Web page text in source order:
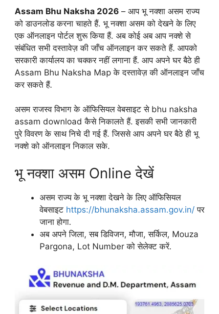
Assam Bhu Naksha 2026 – आप भू नक्शा असम राज्य
को डाउनलोड करना चाहते हैं. भू नक्शा असम को देखने के लिए
एक ऑनलाइन पोर्टल शुरू किया हैं. अब कोई अब आप नक्शे से
संबंधित सभी दस्तावेज़ की जाँच ऑनलाइन कर सकते हैं. आपको
सरकारी कार्यालय का चक्कर नहीं लगाना हैं. आप अपने घर बैठे ही
Assam Bhu Naksha Map के दस्तावेज़ की ऑनलाइन जाँच
कर सकते हैं.
असम राजस्व विभाग के ऑफिसियल वेबसाइट से bhu naksha
assam download कैसे निकालते हैं. इसकी सभी जानकारी
पुरे विवरण के साथ निचे दी गई हैं. जिससे आप अपने घर बैठे ही भू
नक्शे को ऑनलाइन निकाल सके.
भू नक्शा असम Online देखें
असम राज्य के भू नक्शा देखने के लिए ऑफिसियल
वेबसाइट https://bhunaksha.assam.gov.in/ पर
जाना होगा.
अब अपने जिला, सब डिविजन, मौजा, सर्किल, Mouza
Pargona, Lot Number को सेलेक्ट करें.